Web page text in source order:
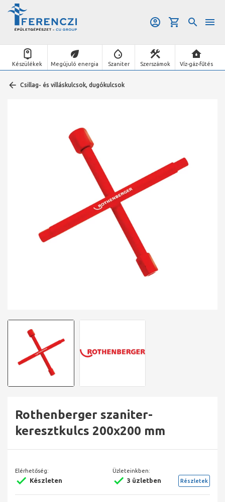
Készülékek Megújuló energia Szaniter Szerszámok Víz-gáz-fűtés
Csillag- és villáskulcsok, dugókulcsok
Rothenberger szaniter-
keresztkulcs 200x200 mm
Elérhetőség:
Készleten
Üzleteinkben:
3 üzletben Részletek